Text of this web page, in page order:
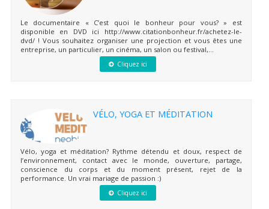
Le documentaire « C’est quoi le bonheur pour vous? » est
disponible en DVD ici http://www.citationbonheur.fr/achetez-le-
dvd/ ! Vous souhaitez organiser une projection et vous êtes une
entreprise, un particulier, un cinéma, un salon ou festival,...
Cliquez ici
VÉLO, YOGA ET MÉDITATION
Vélo, yoga et méditation? Rythme détendu et doux, respect de
l’environnement, contact avec le monde, ouverture, partage,
conscience du corps et du moment présent, rejet de la
performance. Un vrai mariage de passion :)
Cliquez ici